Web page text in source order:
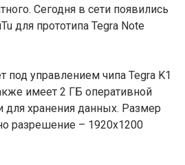
Сегодня в сети появились
для прототипа Tegra Note
под управлением чипа Tegra K1
имеет 2 ГБ оперативной
для хранения данных. Размер
разрешение – 1920х1200